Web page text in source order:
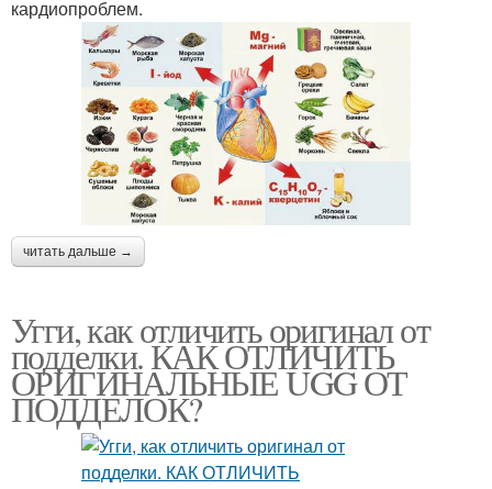
кардиопроблем.
читать дальше →
Угги, как отличить оригинал от
подделки. КАК ОТЛИЧИТЬ
ОРИГИНАЛЬНЫЕ UGG ОТ
ПОДДЕЛОК?